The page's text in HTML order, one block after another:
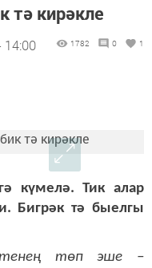
тә кирәкле
14:00 1782 0 1
күмелә. Тик алар
Бигрәк тә быелгы
төп эше –